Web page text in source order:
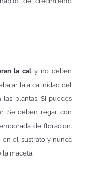
la cal y no deben
la alcalinidad del
plantas. Si puedes
Se deben regar con
de floración.
el sustrato y nunca
maceta.